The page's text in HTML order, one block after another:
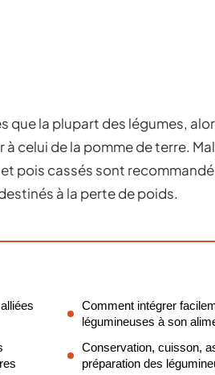
que la plupart des légumes,
celui de la pomme de terre.
pois cassés sont
à la perte de poids.
Comment intégrer
légumineuses à son
Conservation, cuisson,
préparation des